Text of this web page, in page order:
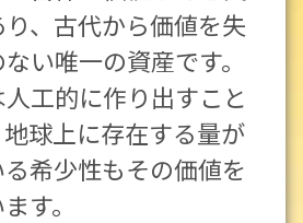
、古代から価値を失
い唯一の資産です。
工的に作り出すこと
球上に存在する量が
希少性もその価値を
す。